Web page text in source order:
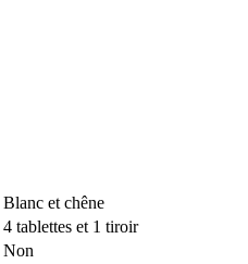
Blanc et chêne
4 tablettes et 1 tiroir
Non